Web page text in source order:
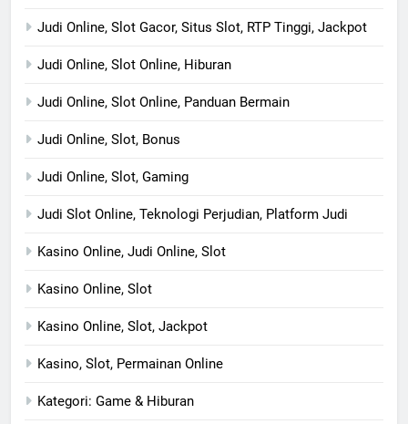
Judi Online, Slot Gacor, Situs Slot, RTP Tinggi, Jackpot
Judi Online, Slot Online, Hiburan
Judi Online, Slot Online, Panduan Bermain
Judi Online, Slot, Bonus
Judi Online, Slot, Gaming
Judi Slot Online, Teknologi Perjudian, Platform Judi
Kasino Online, Judi Online, Slot
Kasino Online, Slot
Kasino Online, Slot, Jackpot
Kasino, Slot, Permainan Online
Kategori: Game & Hiburan